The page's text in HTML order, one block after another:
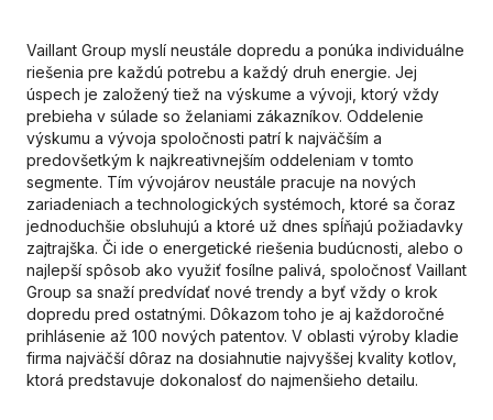
Vaillant Group myslí neustále dopredu a ponúka individuálne
riešenia pre každú potrebu a každý druh energie. Jej
úspech je založený tiež na výskume a vývoji, ktorý vždy
prebieha v súlade so želaniami zákazníkov. Oddelenie
výskumu a vývoja spoločnosti patrí k najväčším a
predovšetkým k najkreativnejším oddeleniam v tomto
segmente. Tím vývojárov neustále pracuje na nových
zariadeniach a technologických systémoch, ktoré sa čoraz
jednoduchšie obsluhujú a ktoré už dnes spĺňajú požiadavky
zajtrajška. Či ide o energetické riešenia budúcnosti, alebo o
najlepší spôsob ako využiť fosílne palivá, spoločnosť Vaillant
Group sa snaží predvídať nové trendy a byť vždy o krok
dopredu pred ostatnými. Dôkazom toho je aj každoročné
prihlásenie až 100 nových patentov. V oblasti výroby kladie
firma najväčší dôraz na dosiahnutie najvyššej kvality kotlov,
ktorá predstavuje dokonalosť do najmenšieho detailu.